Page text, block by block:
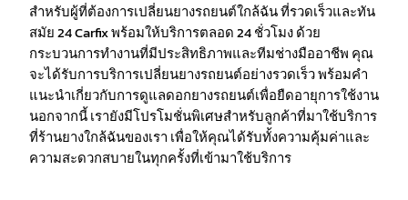
สำหรับผู้ที่ต้องการเปลี่ยนยางรถยนต์ใกล้ฉัน ที่รวดเร็วและทัน
สมัย 24 Carfix พร้อมให้บริการตลอด 24 ชั่วโมง ด้วย
กระบวนการทำงานที่มีประสิทธิภาพและทีมช่างมืออาชีพ คุณ
จะได้รับการบริการเปลี่ยนยางรถยนต์อย่างรวดเร็ว พร้อมคำ
แนะนำเกี่ยวกับการดูแลดอกยางรถยนต์เพื่อยืดอายุการใช้งาน
นอกจากนี้ เรายังมีโปรโมชั่นพิเศษสำหรับลูกค้าที่มาใช้บริการ
ที่ร้านยางใกล้ฉันของเรา เพื่อให้คุณได้รับทั้งความคุ้มค่าและ
ความสะดวกสบายในทุกครั้งที่เข้ามาใช้บริการ